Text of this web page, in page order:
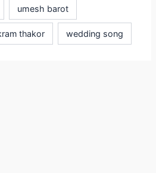
umesh barot
thakor wedding song